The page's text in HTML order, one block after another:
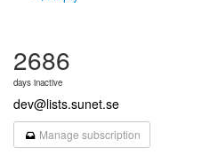
2686
days inactive
dev@lists.sunet.se
Manage subscription